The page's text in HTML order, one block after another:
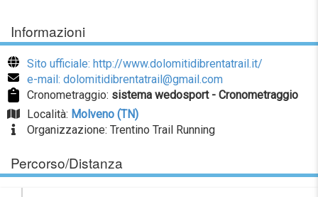
Informazioni
Sito ufficiale: http://www.dolomitidibrentatrail.it/
e-mail: dolomitidibrentatrail@gmail.com
Cronometraggio: sistema wedosport - Cronometraggio
Località: Molveno (TN)
Organizzazione: Trentino Trail Running
Percorso/Distanza